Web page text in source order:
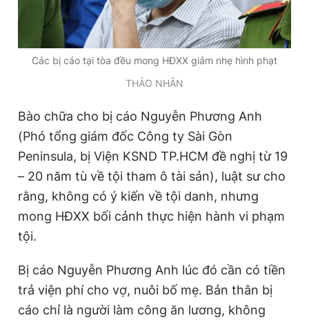
Đặt báo Quảng cáo RSS Tòa soạn Chính sách bảo
Tổng biên tập: Nguyễn Ngọc Toàn
Phó tổng biên tập thường trực: Hải Thành
Phó tổng biên tập: Lâm Hiếu Dũng
Tổng thư ký tòa soạn: Đức Trung
Giấy phép xuất bản số 110/GP - BTTTT cấp ngày 24.3.2020
© 2003-2026 Bản quyền thuộc về Báo Thanh Niên. Cấm sao
chép dưới mọi hình thức nếu không có sự chấp thuận bằng văn
bản. Phát triển bởi ePi Technologies, JSC.
Các bị cáo tại tòa đều mong HĐXX giảm nhẹ hình phạt
THẢO NHÂN
Bào chữa cho bị cáo Nguyễn Phương Anh
(Phó tổng giám đốc Công ty Sài Gòn
Peninsula, bị Viện KSND TP.HCM đề nghị từ 19
– 20 năm tù về tội tham ô tài sản), luật sư cho
rằng, không có ý kiến về tội danh, nhưng
mong HĐXX bối cảnh thực hiện hành vi phạm
tội.
Bị cáo Nguyễn Phương Anh lúc đó cần có tiền
trả viện phí cho vợ, nuôi bố mẹ. Bản thân bị
cáo chỉ là người làm công ăn lương, không